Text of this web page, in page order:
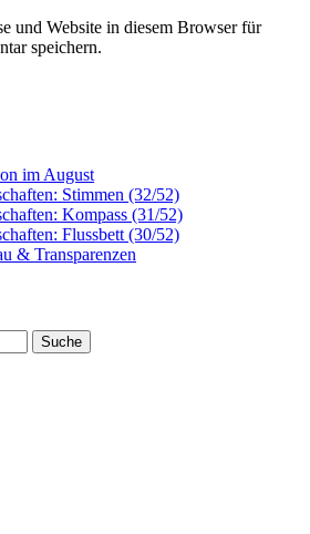
und Website in diesem Browser für
speichern.
im August
Stimmen (32/52)
Kompass (31/52)
Flussbett (30/52)
& Transparenzen